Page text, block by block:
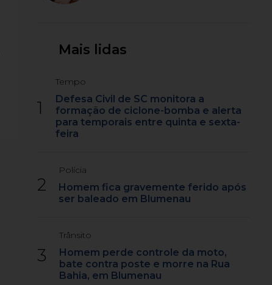
Mais lidas
1
Tempo
Defesa Civil de SC monitora a
formação de ciclone-bomba e alerta
para temporais entre quinta e sexta-
feira
2
Polícia
Homem fica gravemente ferido após
ser baleado em Blumenau
3
Trânsito
Homem perde controle da moto,
bate contra poste e morre na Rua
Bahia, em Blumenau